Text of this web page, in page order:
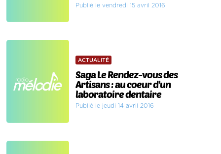
Publié le vendredi 15 avril 2016
ACTUALITÉ
Saga Le Rendez-vous des
Artisans : au coeur d'un
laboratoire dentaire
Publié le jeudi 14 avril 2016